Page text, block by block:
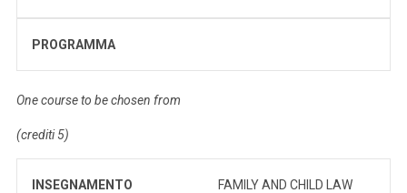
PROGRAMMA
One course to be chosen from
(crediti 5)
INSEGNAMENTO
FAMILY AND CHILD LAW